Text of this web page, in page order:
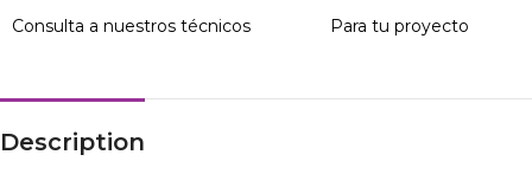
Consulta a nuestros técnicos Para tu proyecto
Description